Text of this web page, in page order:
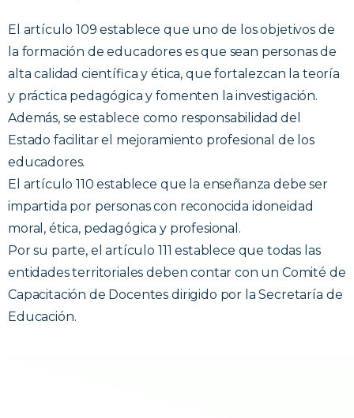
El artículo 109 establece que uno de los objetivos de
la formación de educadores es que sean personas de
alta calidad científica y ética, que fortalezcan la teoría
y práctica pedagógica y fomenten la investigación.
Además, se establece como responsabilidad del
Estado facilitar el mejoramiento profesional de los
educadores.
El artículo 110 establece que la enseñanza debe ser
impartida por personas con reconocida idoneidad
moral, ética, pedagógica y profesional.
Por su parte, el artículo 111 establece que todas las
entidades territoriales deben contar con un Comité de
Capacitación de Docentes dirigido por la Secretaría de
Educación.